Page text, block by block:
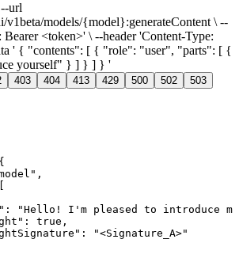
url
v1beta/models/{model}:generateContent \ --
<token>' \ --header 'Content-Type:
' { "contents": [ { "role": "user", "parts": [ {
yourself" } ] } ] } '
403 404 413 429 500 502 503
"Hello! I'm pleased to introduce
true,
"<Signature_A>"